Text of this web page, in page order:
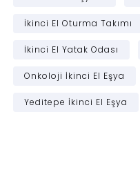
İkinci El Oturma Takımı
İkinci El Yatak Odası
Onkoloji İkinci El Eşya
Yeditepe İkinci El Eşya